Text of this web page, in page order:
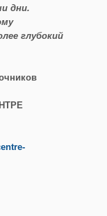
дни.
глубокий